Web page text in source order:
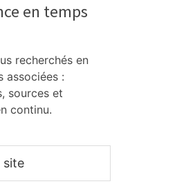
en temps
recherchés en
associées :
sources et
continu.